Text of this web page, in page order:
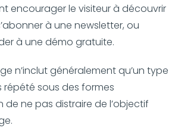
encourager le visiteur à découvrir
à une newsletter, ou
à une démo gratuite.
n’inclut généralement qu’un type
répété sous des formes
ne pas distraire de l’objectif